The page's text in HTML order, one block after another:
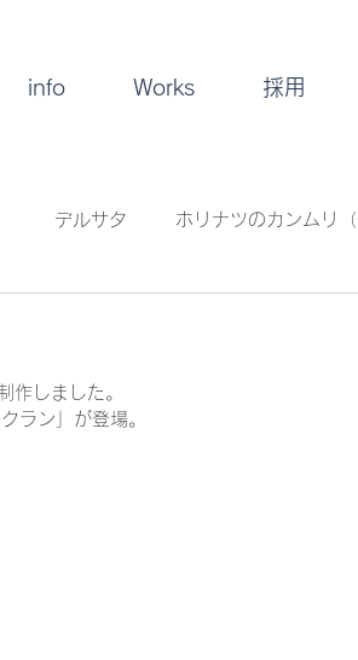
info Works 採用
デルサタ ホリナツのカンムリ（
作しました。
ラン」が登場。